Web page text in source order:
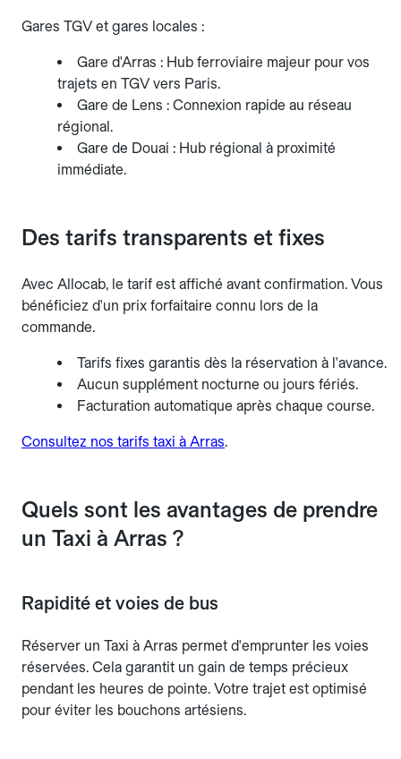
Gares TGV et gares locales :
Gare d'Arras : Hub ferroviaire majeur pour vos
trajets en TGV vers Paris.
Gare de Lens : Connexion rapide au réseau
régional.
Gare de Douai : Hub régional à proximité
immédiate.
Des tarifs transparents et fixes
Avec Allocab, le tarif est affiché avant confirmation. Vous
bénéficiez d'un prix forfaitaire connu lors de la
commande.
Tarifs fixes garantis dès la réservation à l'avance.
Aucun supplément nocturne ou jours fériés.
Facturation automatique après chaque course.
Consultez nos tarifs taxi à Arras.
Quels sont les avantages de prendre
un Taxi à Arras ?
Rapidité et voies de bus
Réserver un Taxi à Arras permet d'emprunter les voies
réservées. Cela garantit un gain de temps précieux
pendant les heures de pointe. Votre trajet est optimisé
pour éviter les bouchons artésiens.